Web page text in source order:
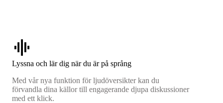
graphic_eq
Lyssna och lär dig när du är på språng
Med vår nya funktion för ljudöversikter kan du
förvandla dina källor till engagerande djupa diskussioner
med ett klick.